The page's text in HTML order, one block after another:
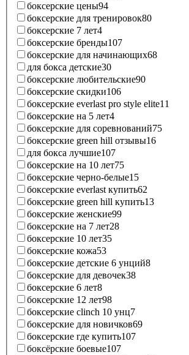
боксерские цены94
боксерские для тренировок80
боксерские 7 лет4
боксерские бренды107
боксерские для начинающих68
для бокса детские30
боксерские любительские90
боксерские скидки106
боксерские everlast pro style elite11
боксерские на 5 лет4
боксерские для соревнований75
боксерские green hill отзывы16
для бокса лучшие107
боксерские на 10 лет75
боксерские черно-белые15
боксерские everlast купить62
боксерские green hill купить13
боксерские женские99
боксерские на 7 лет28
боксерские 10 лет35
боксерские кожа53
боксерские детские 6 унций8
боксерские для девочек38
боксерские 6 лет8
боксерские 12 лет98
боксерские clinch 10 унц7
боксерские для новичков69
боксерские где купить107
боксёрские боевые107